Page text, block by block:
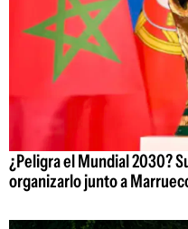
¿Peligra el Mundial 2030?
organizarlo junto a